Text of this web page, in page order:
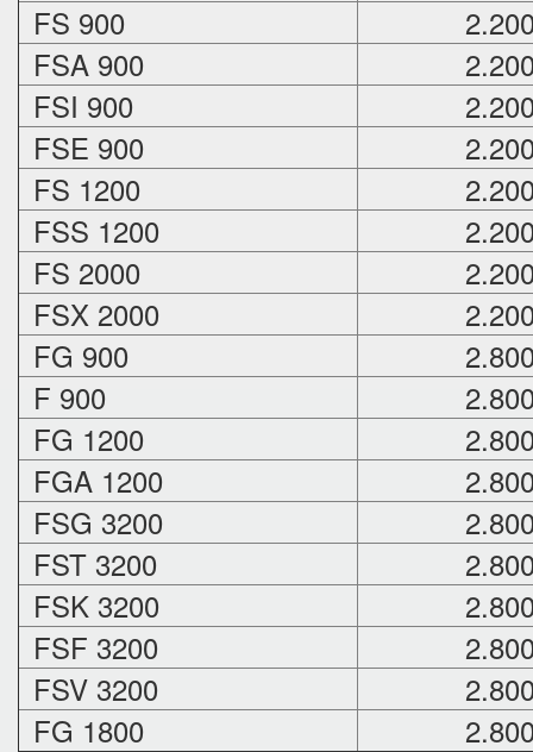
FS 900
FSA 900
FSI 900
FSE 900
FS 1200
FSS 1200
FS 2000
FSX 2000
FG 900
F 900
FG 1200
FGA 1200
FSG 3200
FST 3200
FSK 3200
FSF 3200
FSV 3200
FG 1800